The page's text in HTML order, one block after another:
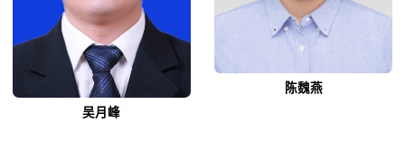
吴月峰
陈魏燕